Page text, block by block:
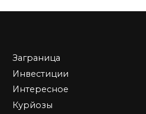
под
как
место
Заграница
Инвестиции
Интересное
Курйозы